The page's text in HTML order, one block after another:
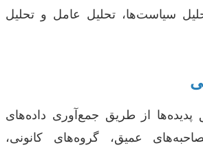
سیاست‌ها، تحلیل عامل و تحلیل
پدیده‌ها از طریق جمع‌آوری داده‌های
عمیق، گروه‌های کانونی،